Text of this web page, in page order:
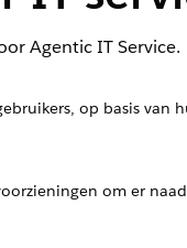
Agentic IT Service.
op basis van
om er